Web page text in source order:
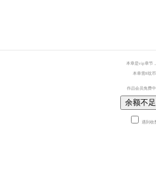
本章是vip章节
本章需8耽
作品会员免费中
余额不
遇到收